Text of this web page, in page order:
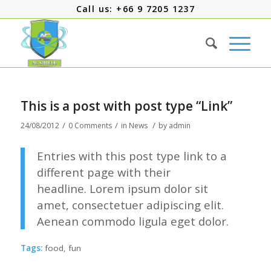
Call us: +66 9 7205 1237
This is a post with post type “Link”
24/08/2012 / 0 Comments / in News / by admin
Entries with this post type link to a
different page with their
headline. Lorem ipsum dolor sit
amet, consectetuer adipiscing elit.
Aenean commodo ligula eget dolor.
Tags: food, fun